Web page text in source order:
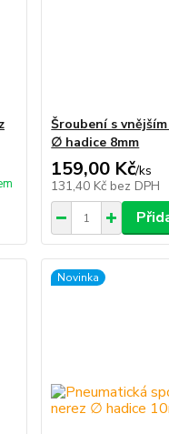
Šroubení s
∅ hadice 8mm
159,00 Kč/ks
131,40 Kč bez DPH
Novinka